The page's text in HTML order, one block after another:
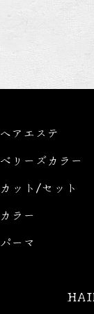
ヘアエステ
ベリーズカラー
カット/セット
カラー
パーマ